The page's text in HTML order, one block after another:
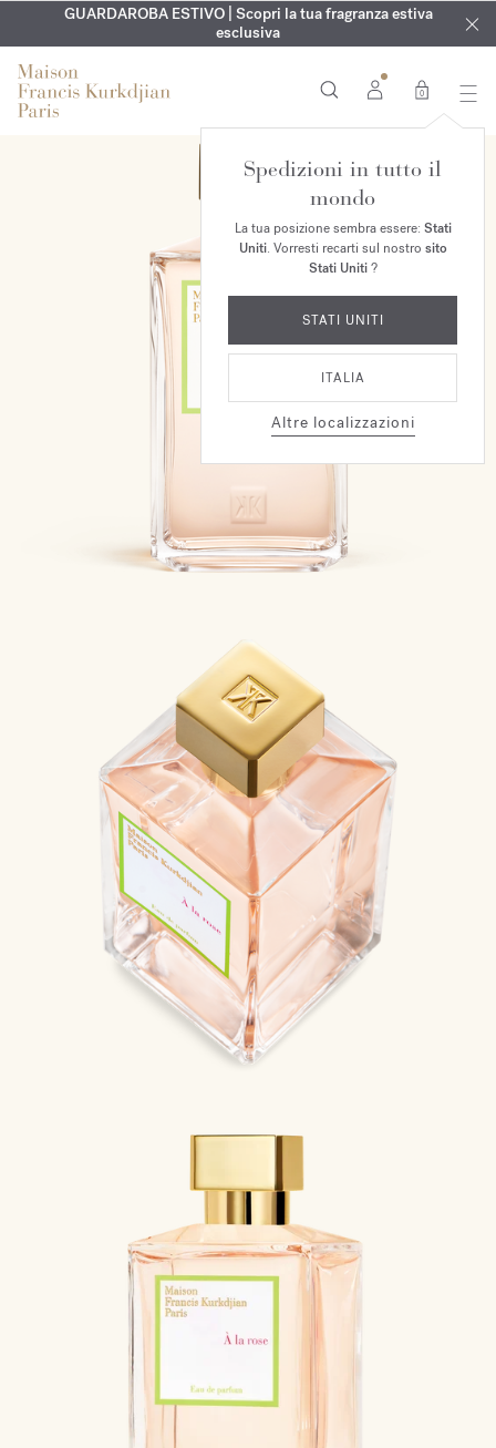
ESCLUSIVO | Scopri la nuova fragranza OUDvelvet moodnel
tuo ordine*
INCISIONE GRATUITA | Su tutte le fragranze e gli oli per il
corpo fino al 9 agosto
GUARDAROBA ESTIVO | Scopri la tua fragranza estiva
esclusiva
0
Spedizioni in tutto il
mondo
La tua posizione sembra essere: Stati
Uniti. Vorresti recarti sul nostro sito
Stati Uniti?
STATI UNITI
ITALIA
Altre localizzazioni